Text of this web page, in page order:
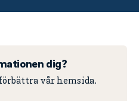
dig?
vår hemsida.